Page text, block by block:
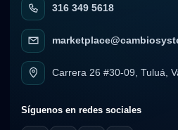
316 349 5618
Carrera 26 #30-09, Tuluá,
Síguenos en redes sociales